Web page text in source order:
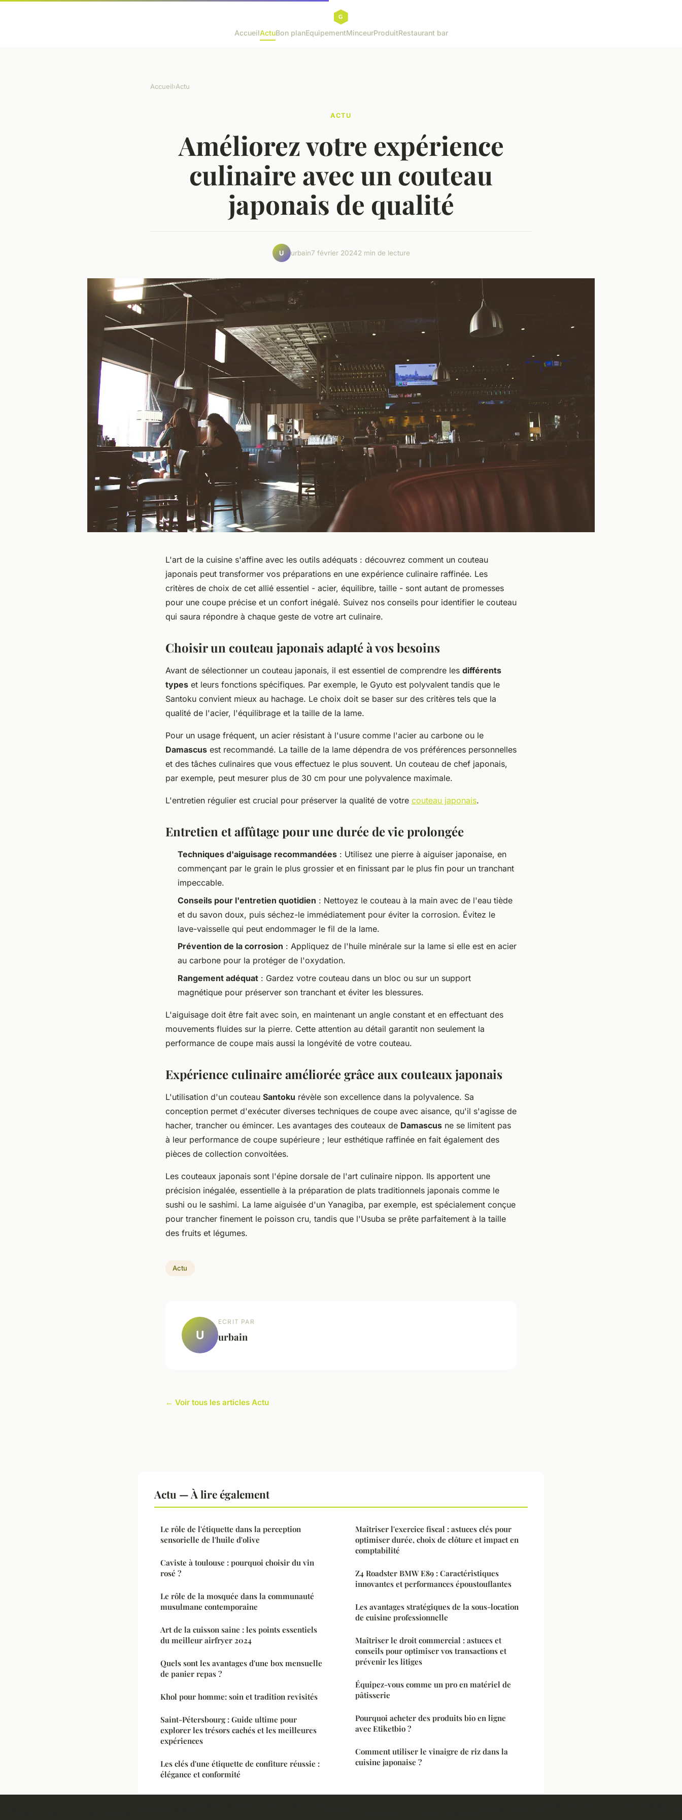
AccueilActuBon planEquipementMinceurProduitRestaurant bar
Accueil›Actu
ACTU
Améliorez votre expérience
culinaire avec un couteau
japonais de qualité
U urbain7 février 20242 min de lecture
L'art de la cuisine s'affine avec les outils adéquats : découvrez comment un couteau
japonais peut transformer vos préparations en une expérience culinaire raffinée. Les
critères de choix de cet allié essentiel - acier, équilibre, taille - sont autant de promesses
pour une coupe précise et un confort inégalé. Suivez nos conseils pour identifier le couteau
qui saura répondre à chaque geste de votre art culinaire.
Choisir un couteau japonais adapté à vos besoins
Avant de sélectionner un couteau japonais, il est essentiel de comprendre les différents
types et leurs fonctions spécifiques. Par exemple, le Gyuto est polyvalent tandis que le
Santoku convient mieux au hachage. Le choix doit se baser sur des critères tels que la
qualité de l'acier, l'équilibrage et la taille de la lame.
Pour un usage fréquent, un acier résistant à l'usure comme l'acier au carbone ou le
Damascus est recommandé. La taille de la lame dépendra de vos préférences personnelles
et des tâches culinaires que vous effectuez le plus souvent. Un couteau de chef japonais,
par exemple, peut mesurer plus de 30 cm pour une polyvalence maximale.
L'entretien régulier est crucial pour préserver la qualité de votre couteau japonais.
Entretien et affûtage pour une durée de vie prolongée
Techniques d'aiguisage recommandées : Utilisez une pierre à aiguiser japonaise, en
commençant par le grain le plus grossier et en finissant par le plus fin pour un tranchant
impeccable.
Conseils pour l'entretien quotidien : Nettoyez le couteau à la main avec de l'eau tiède
et du savon doux, puis séchez-le immédiatement pour éviter la corrosion. Évitez le
lave-vaisselle qui peut endommager le fil de la lame.
Prévention de la corrosion : Appliquez de l'huile minérale sur la lame si elle est en acier
au carbone pour la protéger de l'oxydation.
Rangement adéquat : Gardez votre couteau dans un bloc ou sur un support
magnétique pour préserver son tranchant et éviter les blessures.
L'aiguisage doit être fait avec soin, en maintenant un angle constant et en effectuant des
mouvements fluides sur la pierre. Cette attention au détail garantit non seulement la
performance de coupe mais aussi la longévité de votre couteau.
Expérience culinaire améliorée grâce aux couteaux japonais
L'utilisation d'un couteau Santoku révèle son excellence dans la polyvalence. Sa
conception permet d'exécuter diverses techniques de coupe avec aisance, qu'il s'agisse de
hacher, trancher ou émincer. Les avantages des couteaux de Damascus ne se limitent pas
à leur performance de coupe supérieure ; leur esthétique raffinée en fait également des
pièces de collection convoitées.
Les couteaux japonais sont l'épine dorsale de l'art culinaire nippon. Ils apportent une
précision inégalée, essentielle à la préparation de plats traditionnels japonais comme le
sushi ou le sashimi. La lame aiguisée d'un Yanagiba, par exemple, est spécialement conçue
pour trancher finement le poisson cru, tandis que l'Usuba se prête parfaitement à la taille
des fruits et légumes.
Actu
U
ECRIT PAR
urbain
← Voir tous les articles Actu
Actu — À lire également
Le rôle de l'étiquette dans la perception
sensorielle de l'huile d'olive
Caviste à toulouse : pourquoi choisir du vin
rosé ?
Le rôle de la mosquée dans la communauté
musulmane contemporaine
Art de la cuisson saine : les points essentiels
du meilleur airfryer 2024
Quels sont les avantages d'une box mensuelle
de panier repas ?
Khol pour homme: soin et tradition revisités
Saint-Pétersbourg : Guide ultime pour
explorer les trésors cachés et les meilleures
expériences
Les clés d'une étiquette de confiture réussie :
élégance et conformité
Maîtriser l'exercice fiscal : astuces clés pour
optimiser durée, choix de clôture et impact en
comptabilité
Z4 Roadster BMW E89 : Caractéristiques
innovantes et performances époustouflantes
Les avantages stratégiques de la sous-location
de cuisine professionnelle
Maîtriser le droit commercial : astuces et
conseils pour optimiser vos transactions et
prévenir les litiges
Équipez-vous comme un pro en matériel de
pâtisserie
Pourquoi acheter des produits bio en ligne
avec Etiketbio ?
Comment utiliser le vinaigre de riz dans la
cuisine japonaise ?